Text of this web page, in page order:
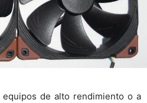
de alto rendimiento o a